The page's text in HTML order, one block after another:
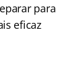
para
eficaz